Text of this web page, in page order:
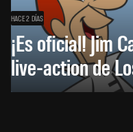
HACE 2 DÍAS
¡Es oficial! Jim
live-action de